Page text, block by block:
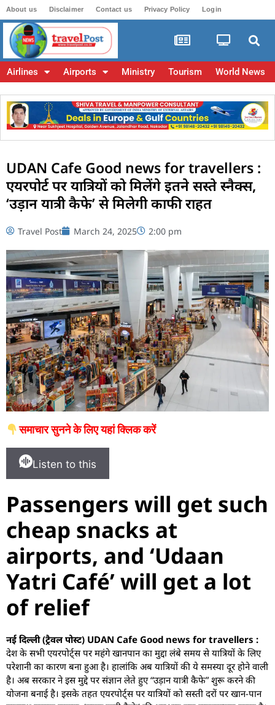
About us Disclaimer Contact us Privacy Policy Login
Airlines Airports Ministry Tourism World News
UDAN Cafe Good news for travellers :
एयरपोर्ट पर यात्रियों को मिलेंगे इतने सस्ते स्नैक्स,
‘उड़ान यात्री कैफे’ से मिलेगी काफी राहत
Travel Post March 24, 2025 2:00 pm
समाचार सुनने के लिए यहां क्लिक करें
Listen to this
Passengers will get such
cheap snacks at
airports, and ‘Udaan
Yatri Café’ will get a lot
of relief
नई दिल्ली (ट्रैवल पोस्ट) UDAN Cafe Good news for travellers :
देश के सभी एयरपोर्ट्स पर महंगे खानपान का मुद्दा लंबे समय से यात्रियों के लिए
परेशानी का कारण बना हुआ है। हालांकि अब यात्रियों की ये समस्या दूर होने वाली
है। अब सरकार ने इस मुद्दे पर संज्ञान लेते हुए “उड़ान यात्री कैफे” शुरू करने की
योजना बनाई है। इसके तहत एयरपोर्ट्स पर यात्रियों को सस्ती दरों पर खान-पान